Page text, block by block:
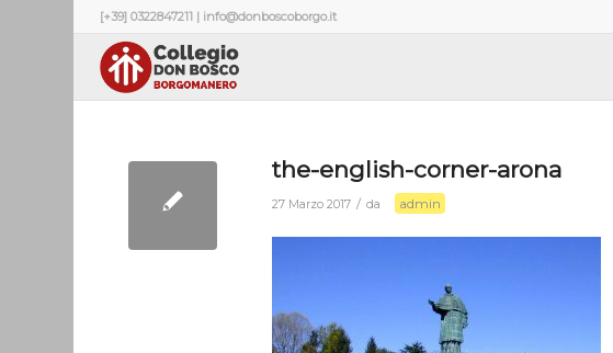
[+39] 0322847211 | info@donboscoborgo.it
the-english-corner-arona
27 Marzo 2017 / da admin